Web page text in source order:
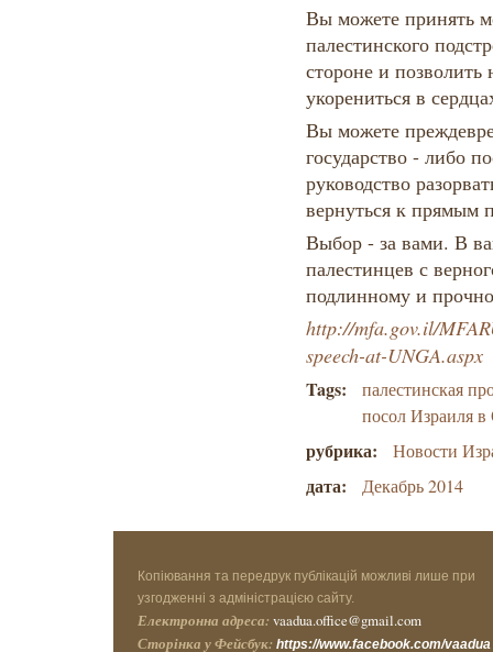
Вы можете принять
палестинского
стороне и позволить
укорениться в
Вы можете
государство - либо
руководство
вернуться к прямым
Выбор - за вами. В
палестинцев с
подлинному и
http://mfa.gov.il/
speech-at-UNGA.aspx
Tags:
палестинская
посол Израиля
рубрика: Новости
дата: Декабрь 2014
Копіювання та передрук публікацій можливі лише при
узгодженні з адміністрацією сайту.
Електронна адреса: vaadua.office@gmail.com
Сторінка у Фейсбук: https://www.facebook.com/vaadua